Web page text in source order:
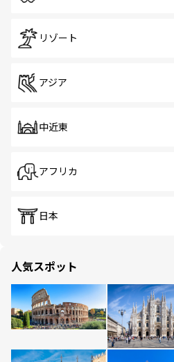
リゾート
アジア
中近東
アフリカ
日本
人気スポット